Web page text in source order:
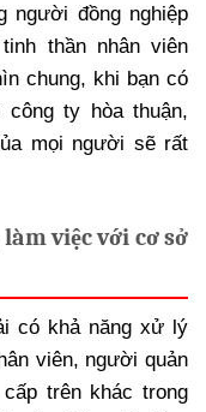
người đồng nghiệp
thần nhân viên
chung, khi bạn có
ty hòa thuận,
mọi người sẽ rất
việc với cơ sở
có khả năng xử lý
viên, người quản
trên khác trong